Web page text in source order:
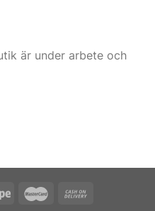
är under arbete och